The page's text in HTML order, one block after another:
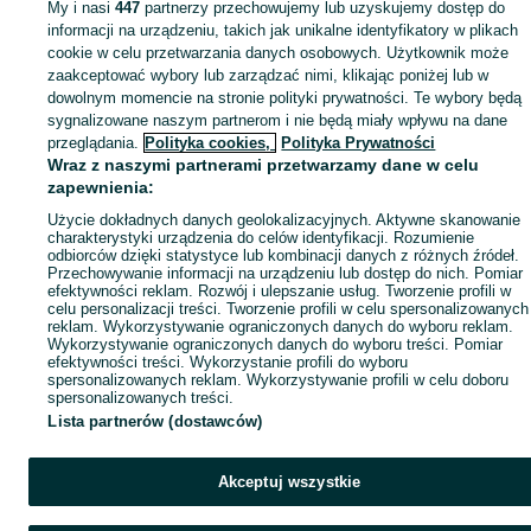
Mapa ministron
Popularne wyszukiwania
My i nasi447 partnerzy przechowujemy lub uzyskujemy dostęp do
informacji na urządzeniu, takich jak unikalne identyfikatory w plikach
cookie w celu przetwarzania danych osobowych. Użytkownik może
zaakceptować wybory lub zarządzać nimi, klikając poniżej lub w
dowolnym momencie na stronie polityki prywatności. Te wybory będą
sygnalizowane naszym partnerom i nie będą miały wpływu na dane
przeglądania. Polityka cookies, Polityka Prywatności
Wraz z naszymi partnerami przetwarzamy dane w celu
zapewnienia:
Użycie dokładnych danych geolokalizacyjnych. Aktywne skanowanie
charakterystyki urządzenia do celów identyfikacji. Rozumienie
odbiorców dzięki statystyce lub kombinacji danych z różnych źródeł.
Przechowywanie informacji na urządzeniu lub dostęp do nich. Pomiar
efektywności reklam. Rozwój i ulepszanie usług. Tworzenie profili w
celu personalizacji treści. Tworzenie profili w celu spersonalizowanych
reklam. Wykorzystywanie ograniczonych danych do wyboru reklam.
Wykorzystywanie ograniczonych danych do wyboru treści. Pomiar
efektywności treści. Wykorzystanie profili do wyboru
spersonalizowanych reklam. Wykorzystywanie profili w celu doboru
spersonalizowanych treści.
Lista partnerów (dostawców)
Akceptuj wszystkie